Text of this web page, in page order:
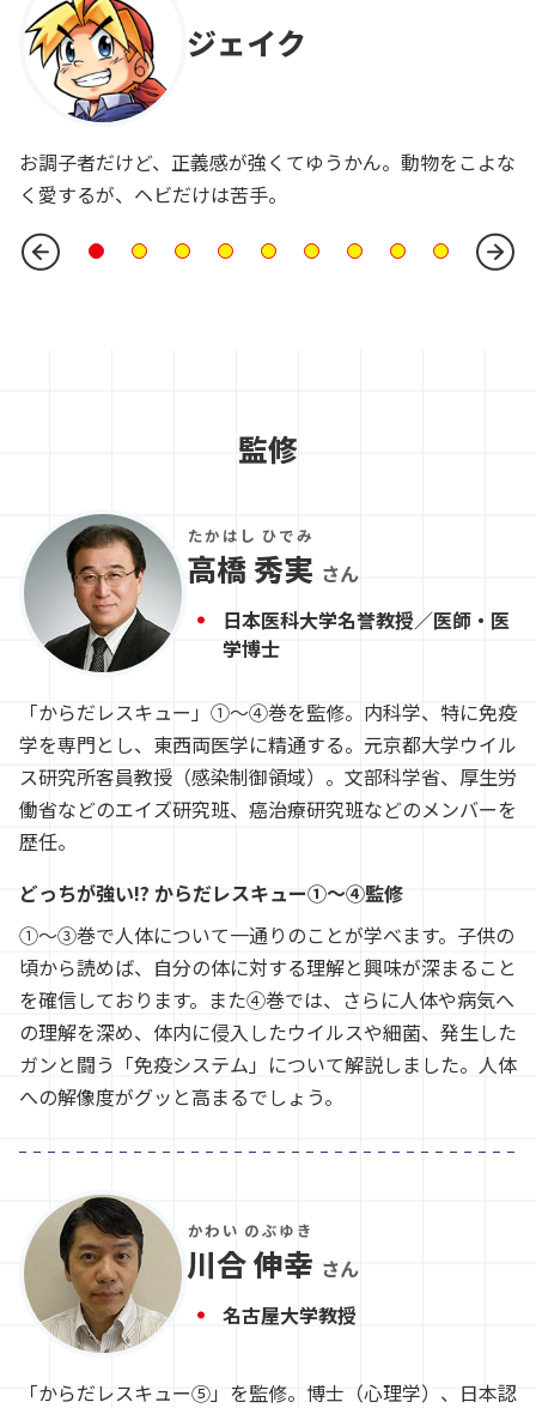
ジェイク
お調子者だけど、正義感が強くてゆうかん。動物をこよな
く愛するが、ヘビだけは苦手。
監修
高橋 秀実
たかはし ひでみ
さん
日本医科大学名誉教授／医師・医
学博士
「からだレスキュー」①～④巻を監修。内科学、特に免疫
学を専門とし、東西両医学に精通する。元京都大学ウイル
ス研究所客員教授（感染制御領域）。文部科学省、厚生労
働省などのエイズ研究班、癌治療研究班などのメンバーを
歴任。
どっちが強い!? からだレスキュー①～④監修
①〜③巻で人体について一通りのことが学べます。子供の
頃から読めば、自分の体に対する理解と興味が深まること
を確信しております。また④巻では、さらに人体や病気へ
の理解を深め、体内に侵入したウイルスや細菌、発生した
ガンと闘う「免疫システム」について解説しました。人体
への解像度がグッと高まるでしょう。
川合 伸幸
かわい のぶゆき
さん
名古屋大学教授
「からだレスキュー⑤」を監修。博士（心理学）、日本認